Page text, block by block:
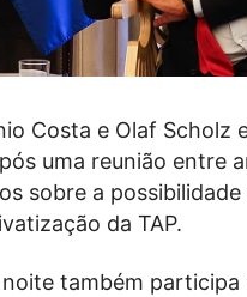
Costa e Olaf Scholz
uma reunião entre
sobre a possibilidade
da TAP.
também